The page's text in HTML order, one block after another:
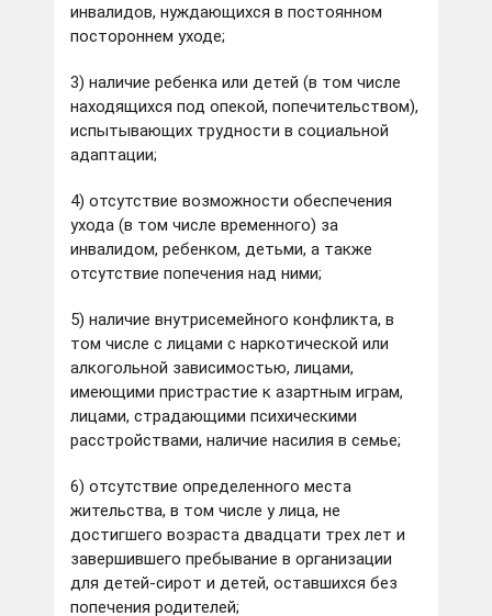
инвалидов, нуждающихся в постоянном
постороннем уходе;
3) наличие ребенка или детей (в том числе
находящихся под опекой, попечительством),
испытывающих трудности в социальной
адаптации;
4) отсутствие возможности обеспечения
ухода (в том числе временного) за
инвалидом, ребенком, детьми, а также
отсутствие попечения над ними;
5) наличие внутрисемейного конфликта, в
том числе с лицами с наркотической или
алкогольной зависимостью, лицами,
имеющими пристрастие к азартным играм,
лицами, страдающими психическими
расстройствами, наличие насилия в семье;
6) отсутствие определенного места
жительства, в том числе у лица, не
достигшего возраста двадцати трех лет и
завершившего пребывание в организации
для детей-сирот и детей, оставшихся без
попечения родителей;